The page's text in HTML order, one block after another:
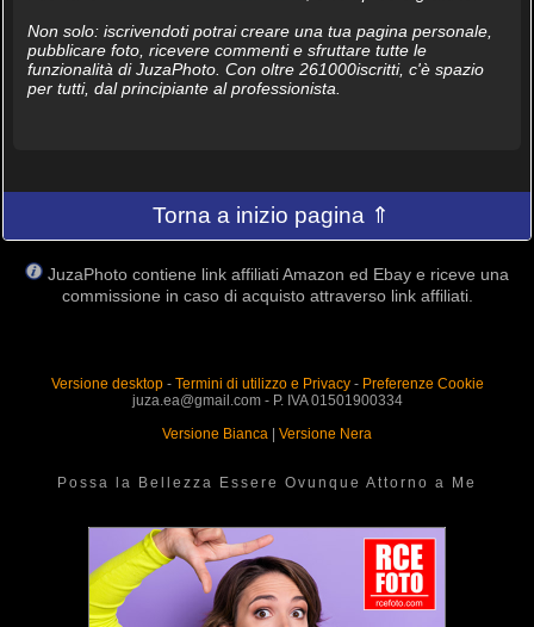
Non solo: iscrivendoti potrai creare una tua pagina personale,
pubblicare foto, ricevere commenti e sfruttare tutte le
funzionalità di JuzaPhoto. Con oltre 261000iscritti, c'è spazio
per tutti, dal principiante al professionista.
Torna a inizio pagina ⇑
JuzaPhoto contiene link affiliati Amazon ed Ebay e riceve una
commissione in caso di acquisto attraverso link affiliati.
Versione desktop- Termini di utilizzo e Privacy- Preferenze Cookie
juza.ea@gmail.com - P. IVA 01501900334
Versione Bianca
Versione Nera
Possa la Bellezza Essere Ovunque Attorno a Me